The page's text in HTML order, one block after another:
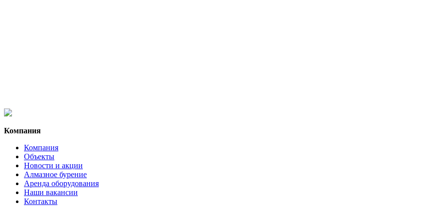
Компания
Компания
Объекты
Новости и акции
Алмазное бурение
Аренда оборудования
Наши вакансии
Контакты